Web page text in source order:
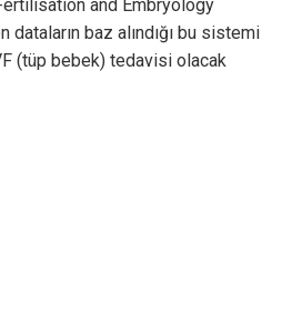
and Embryology
baz alındığı bu sistemi
(tüp bebek) tedavisi olacak